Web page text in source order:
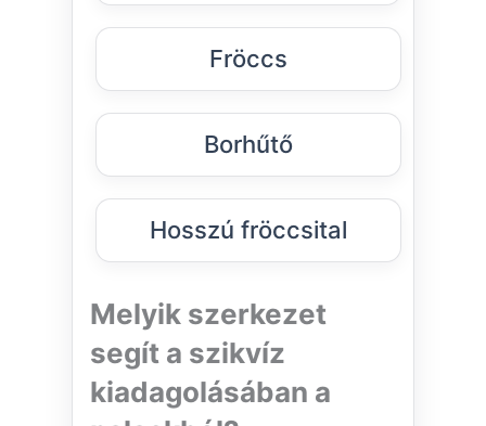
Fröccs
Borhűtő
Hosszú fröccsital
Melyik szerkezet
segít a szikvíz
kiadagolásában a